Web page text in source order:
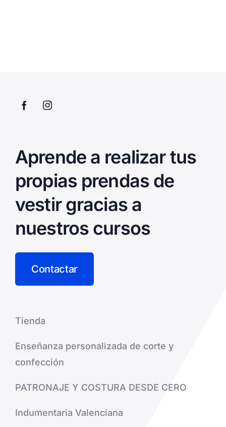
Aprende a realizar tus
propias prendas de
vestir gracias a
nuestros cursos
Contactar
Tienda
Enseñanza personalizada de corte y
confección
PATRONAJE Y COSTURA DESDE CERO
Indumentaria Valenciana